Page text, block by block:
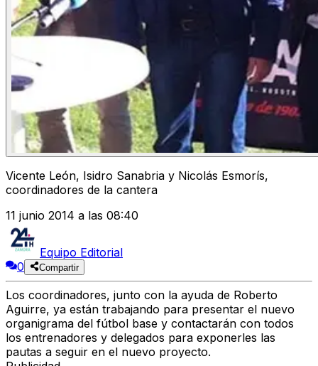
Vicente León, Isidro Sanabria y Nicolás Esmorís,
coordinadores de la cantera
11 junio 2014 a las 08:40
Equipo Editorial
0
Compartir
Los coordinadores, junto con la ayuda de Roberto
Aguirre, ya están trabajando para presentar el nuevo
organigrama del fútbol base y contactarán con todos
los entrenadores y delegados para exponerles las
pautas a seguir en el nuevo proyecto.